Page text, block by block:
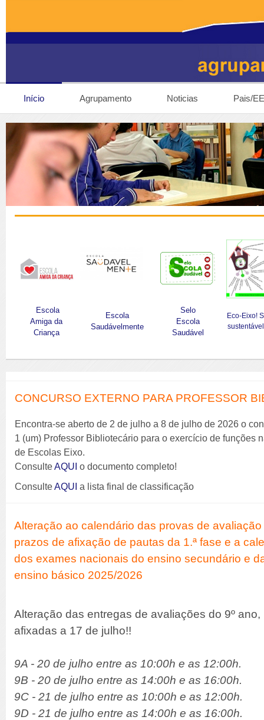
Início Agrupamento Noticias Pais/EE
Escola
Amiga da
Criança
Escola
Saudávelmente
Selo
Escola
Saudável
Eco-Eixo!
CONCURSO EXTERNO PARA PROFESSOR
Encontra-se aberto de 2 de julho a 8 de julho de 2026 o
1 (um) Professor Bibliotecário para o exercício de funções
de Escolas Eixo.
ConsulteAQUI o documento completo!
ConsulteAQUI a lista final de classificação
Alteração ao calendário das provas de
prazos de afixação de pautas da 1.ª fase e a
dos exames nacionais do ensino secundário e
ensino básico 2025/2026
Alteração das entregas de avaliações do 9º
afixadas a 17 de julho!!
9A - 20 de julho entre as 10:00h e as 12:00h.
9B - 20 de julho entre as 14:00h e as 16:00h.
9C - 21 de julho entre as 10:00h e as 12:00h.
9D - 21 de julho entre as 14:00h e as 16:00h.